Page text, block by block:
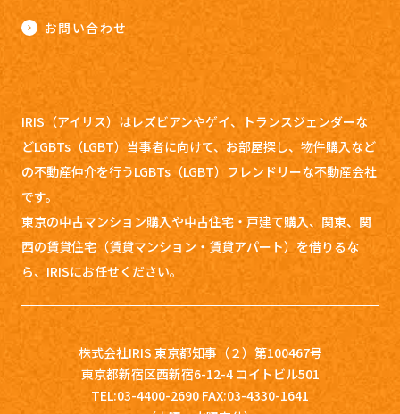
お問い合わせ
IRIS（アイリス）はレズビアンやゲイ、トランスジェンダーな
どLGBTs（LGBT）当事者に向けて、お部屋探し、 物件購入など
の不動産仲介を行うLGBTs（LGBT）フレンドリーな不動産会社
です。
東京の中古マンション購入や中古住宅・戸建て購入、関東、関
西の賃貸住宅（賃貸マンション・賃貸アパート）を借りるな
ら、IRISにお任せください。
株式会社IRIS 東京都知事（２）第100467号
東京都新宿区西新宿6-12-4 コイトビル501
TEL:03-4400-2690 FAX:03-4330-1641